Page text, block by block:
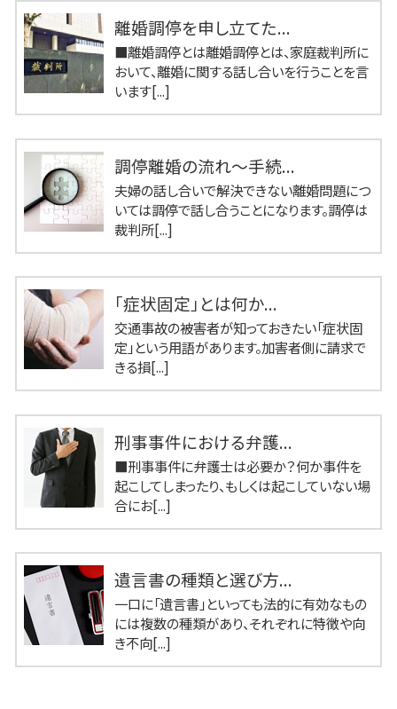
離婚調停を申し立てた...
■離婚調停とは離婚調停とは、家庭裁判所に
おいて、離婚に関する話し合いを行うことを言
います[...]
調停離婚の流れ～手続...
夫婦の話し合いで解決できない離婚問題につ
いては調停で話し合うことになります。調停は
裁判所[...]
「症状固定」とは何か...
交通事故の被害者が知っておきたい「症状固
定」という用語があります。加害者側に請求で
きる損[...]
刑事事件における弁護...
■刑事事件に弁護士は必要か？何か事件を
起こしてしまったり、もしくは起こしていない場
合にお[...]
遺言書の種類と選び方...
一口に「遺言書」といっても法的に有効なもの
には複数の種類があり、それぞれに特徴や向
き不向[...]